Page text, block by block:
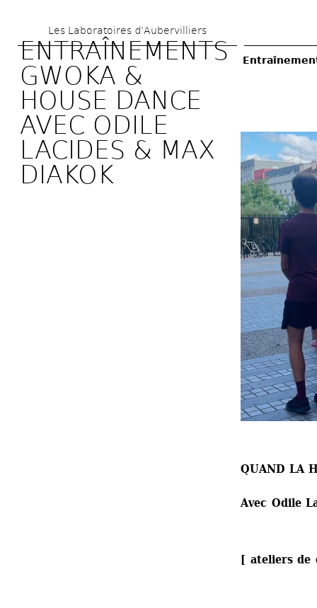
to
main
content
Les Laboratoires d’Aubervilliers
ENTRAÎNEMENTS
GWOKA &
HOUSE DANCE
AVEC ODILE
LACIDES & MAX
DIAKOK
QUAND LA
Avec Odile
[ ateliers de